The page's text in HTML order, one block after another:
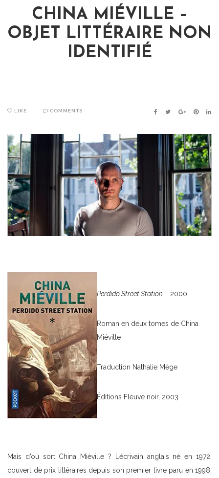
CHINA MIÉVILLE –
OBJET LITTÉRAIRE NON
IDENTIFIÉ
LIKE COMMENTS FACEBOOK
TWITTER
GOOGLE+
Perdido Street Station – 2000
Roman en deux tomes de China
Miéville
Traduction Nathalie Mège
Éditions Fleuve noir, 2003
Mais d’où sort China Miéville ? L’écrivain anglais né en 1972,
couvert de prix littéraires depuis son premier livre paru en 1998,